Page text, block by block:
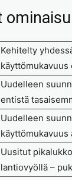
Kehitelty
käyttömukavuus
Uudelleen
entistä
Uudelleen
käyttömukavuus
Uusitut
lantiovyöllä –